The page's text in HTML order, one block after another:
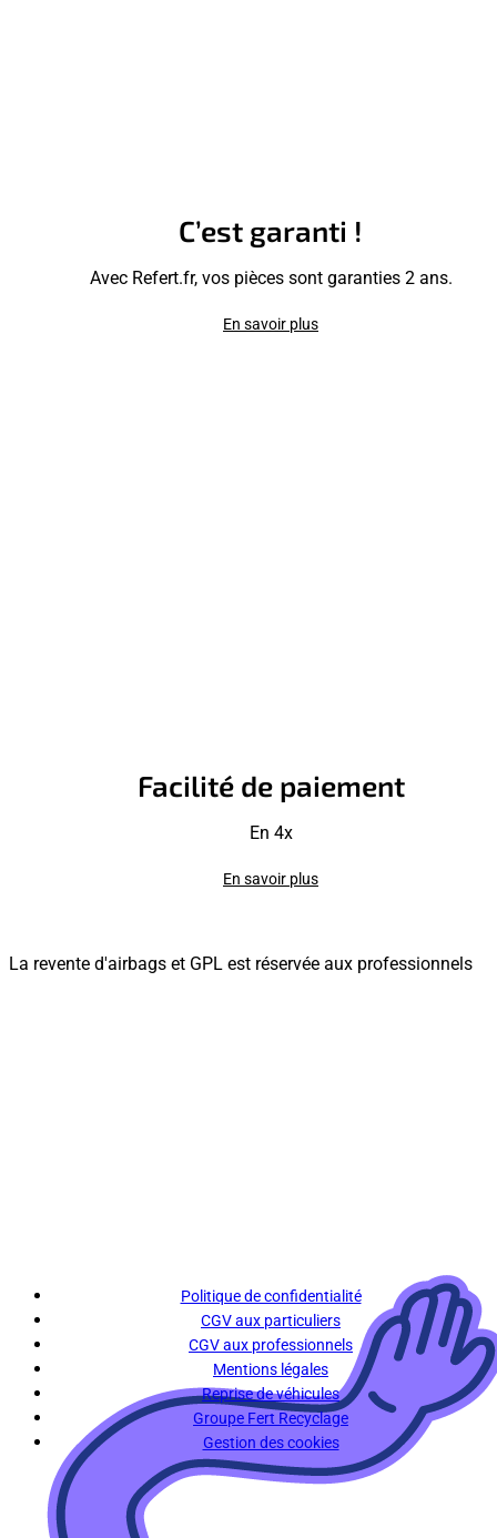
C’est garanti !
Avec Refert.fr, vos pièces sont garanties 2 ans.
En savoir plus
Facilité de paiement
En 4x
En savoir plus
La revente d'airbags et GPL est réservée aux professionnels
Politique de confidentialité
CGV aux particuliers
CGV aux professionnels
Mentions légales
Reprise de véhicules
Groupe Fert Recyclage
Gestion des cookies